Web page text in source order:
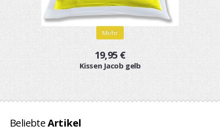
Mehr
19,95 €
Kissen Jacob gelb
BeliebteArtikel